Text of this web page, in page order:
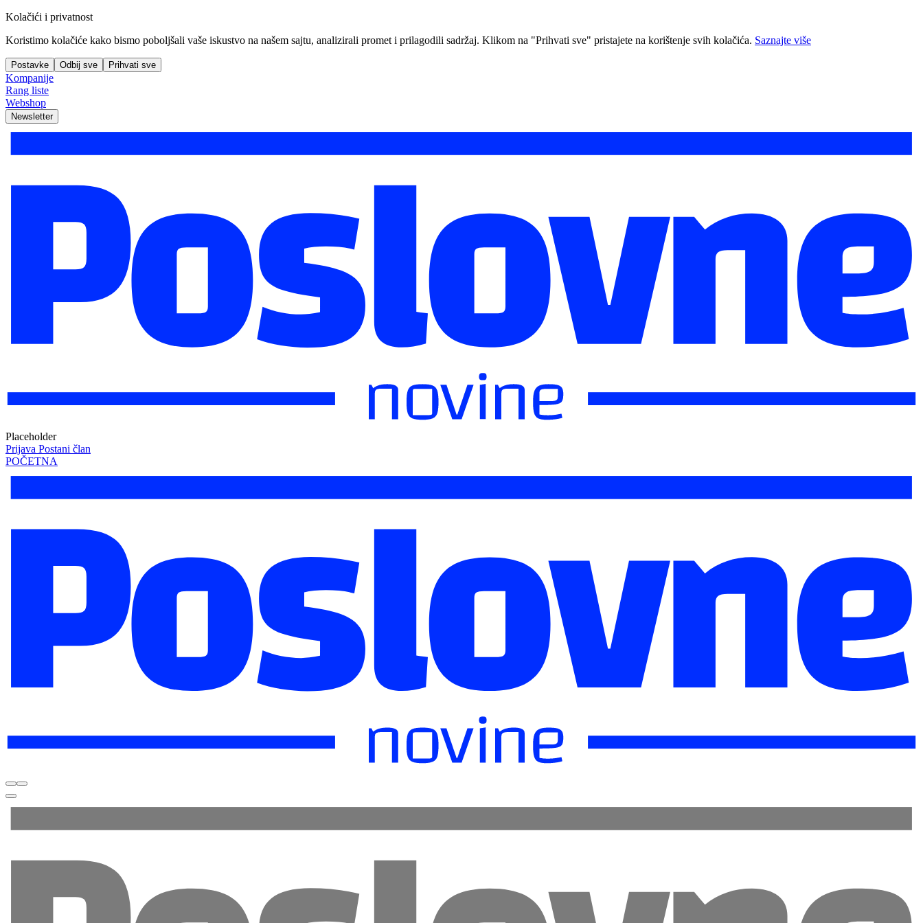
Kolačići i privatnost
Koristimo kolačiće kako bismo poboljšali vaše iskustvo na našem sajtu, analizirali promet i prilagodili sadržaj. Klikom na "Prihvati sve" pristajete na korištenje svih kolačića. Saznajte više
Postavke Odbij sve Prihvati sve
Kompanije
Rang liste
Webshop
Newsletter
Placeholder
Prijava Postani član
POČETNA